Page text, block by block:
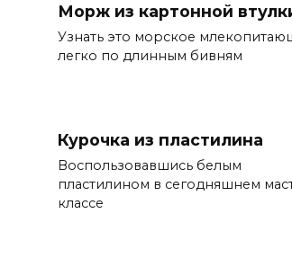
Морж из картонной
Узнать это морское
легко по длинным бивням
Курочка из пластилина
Воспользовавшись белым
пластилином в сегодняшнем
классе